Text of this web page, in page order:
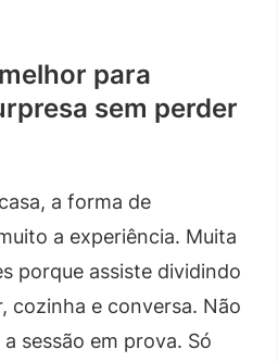
para
sem perder
a forma de
a experiência. Muita
porque assiste dividindo
cozinha e conversa. Não
sessão em prova. Só